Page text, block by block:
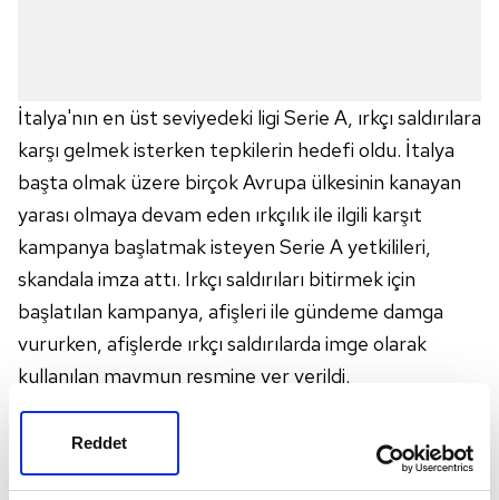
Reddet
İtalya'nın en üst seviyedeki ligi Serie A, ırkçı saldırılara
karşı gelmek isterken tepkilerin hedefi oldu. İtalya
başta olmak üzere birçok Avrupa ülkesinin kanayan
yarası olmaya devam eden ırkçılık ile ilgili karşıt
kampanya başlatmak isteyen Serie A yetkilileri,
skandala imza attı. Irkçı saldırıları bitirmek için
başlatılan kampanya, afişleri ile gündeme damga
vururken, afişlerde ırkçı saldırılarda imge olarak
kullanılan maymun resmine yer verildi.
İtalya'nın köklü kulüplerinden
tepki göstermekte gecikmedi. Roma Kulübü'nden
yapılan açıklamada, "Serie A'nın sosyal medyada